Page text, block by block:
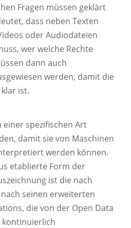
Fragen müssen geklärt
dass neben Texten
oder Audiodateien
wer welche Rechte
dann auch
werden, damit die
ist.
einer spezifischen Art
damit sie von Maschinen
werden können.
etablierte Form der
ist die nach
seinen erweiterten
die von der Open Data
kontinuierlich